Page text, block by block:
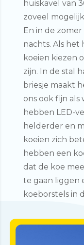
huiskavel van
zoveel
En in de zomer
nachts. Als het
koeien kiezen
zijn. In de stal
briesje maakt
ons ook fijn als
hebben LED-
helderder en
koeien zich
hebben een
dat de koe
te gaan liggen
koeborstels in